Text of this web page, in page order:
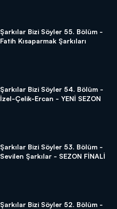
Şarkılar Bizi Söyler 55. Bölüm -
Fatih Kısaparmak Şarkıları
Şarkılar Bizi Söyler 54. Bölüm -
İzel-Çelik-Ercan - YENİ SEZON
Şarkılar Bizi Söyler 53. Bölüm -
Sevilen Şarkılar - SEZON FİNALİ
Şarkılar Bizi Söyler 52. Bölüm -